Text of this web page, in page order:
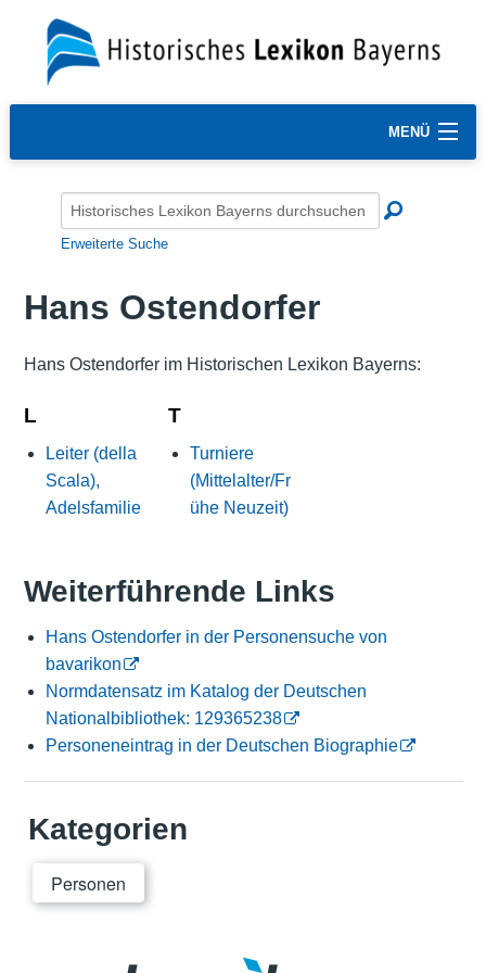
MENÜ
Erweiterte Suche
Hans Ostendorfer
Hans Ostendorfer im Historischen Lexikon Bayerns:
L
Leiter (della
Scala),
Adelsfamilie
T
Turniere
(Mittelalter/Fr
ühe Neuzeit)
Weiterführende Links
Hans Ostendorfer in der Personensuche von
bavarikon
Normdatensatz im Katalog der Deutschen
Nationalbibliothek: 129365238
Personeneintrag in der Deutschen Biographie
Kategorien
Personen